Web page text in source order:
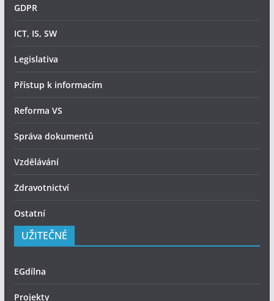
GDPR
ICT, IS, SW
Legislativa
Přístup k informacím
Reforma VS
Správa dokumentů
Vzdělávání
Zdravotnictví
Ostatní
UŽITEČNÉ
EGdílna
Projekty